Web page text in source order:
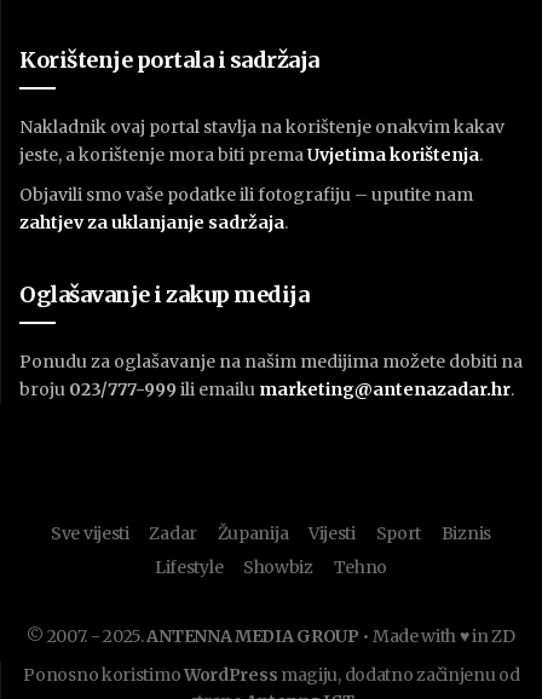
Korištenje portala i sadržaja
Nakladnik ovaj portal stavlja na korištenje onakvim kakav
jeste, a korištenje mora biti premaUvjetima korištenja.
Objavili smo vaše podatke ili fotografiju – uputite nam
zahtjev za uklanjanje sadržaja.
Oglašavanje i zakup medija
Ponudu za oglašavanje na našim medijima možete dobiti na
broju 023/777-999 ili emailu marketing@antenazadar.hr.
Sve vijesti Zadar Županija Vijesti Sport
Biznis
Lifestyle
Showbiz Tehno
© 2007. - 2025.ANTENNA MEDIA GROUP • Made with ♥ in ZD
Ponosno koristimoWordPress magiju, dodatno začinjenu od